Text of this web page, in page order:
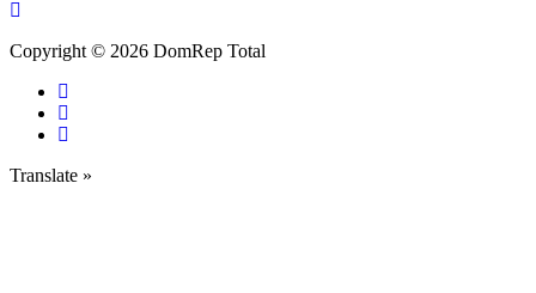
Copyright © 2026 DomRep Total
Translate »